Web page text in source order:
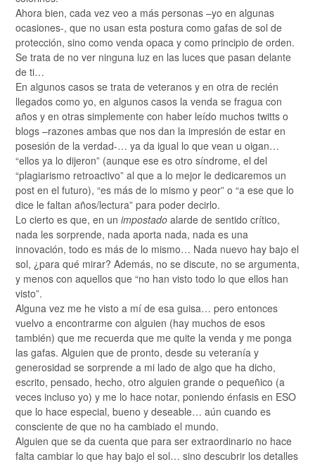
Ahora bien, cada vez veo a más personas –yo en algunas
ocasiones-, que no usan esta postura como gafas de sol de
protección, sino como venda opaca y como principio de orden.
Se trata de no ver ninguna luz en las luces que pasan delante
de ti…
En algunos casos se trata de veteranos y en otra de recién
llegados como yo, en algunos casos la venda se fragua con
años y en otras simplemente con haber leído muchos twitts o
blogs –razones ambas que nos dan la impresión de estar en
posesión de la verdad-… ya da igual lo que vean u oigan…
“ellos ya lo dijeron” (aunque ese es otro síndrome, el del
“plagiarismo retroactivo” al que a lo mejor le dedicaremos un
post en el futuro), “es más de lo mismo y peor” o “a ese que lo
dice le faltan años/lectura” para poder decirlo.
Lo cierto es que, en un impostado alarde de sentido crítico,
nada les sorprende, nada aporta nada, nada es una
innovación, todo es más de lo mismo… Nada nuevo hay bajo el
sol, ¿para qué mirar? Además, no se discute, no se argumenta,
y menos con aquellos que “no han visto todo lo que ellos han
visto”.
Alguna vez me he visto a mí de esa guisa… pero entonces
vuelvo a encontrarme con alguien (hay muchos de esos
también) que me recuerda que me quite la venda y me ponga
las gafas. Alguien que de pronto, desde su veteranía y
generosidad se sorprende a mi lado de algo que ha dicho,
escrito, pensado, hecho, otro alguien grande o pequeñico (a
veces incluso yo) y me lo hace notar, poniendo énfasis en ESO
que lo hace especial, bueno y deseable… aún cuando es
consciente de que no ha cambiado el mundo.
Alguien que se da cuenta que para ser extraordinario no hace
falta cambiar lo que hay bajo el sol… sino descubrir los detalles